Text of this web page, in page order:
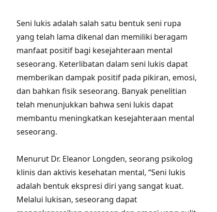
Seni lukis adalah salah satu bentuk seni rupa
yang telah lama dikenal dan memiliki beragam
manfaat positif bagi kesejahteraan mental
seseorang. Keterlibatan dalam seni lukis dapat
memberikan dampak positif pada pikiran, emosi,
dan bahkan fisik seseorang. Banyak penelitian
telah menunjukkan bahwa seni lukis dapat
membantu meningkatkan kesejahteraan mental
seseorang.
Menurut Dr. Eleanor Longden, seorang psikolog
klinis dan aktivis kesehatan mental, “Seni lukis
adalah bentuk ekspresi diri yang sangat kuat.
Melalui lukisan, seseorang dapat